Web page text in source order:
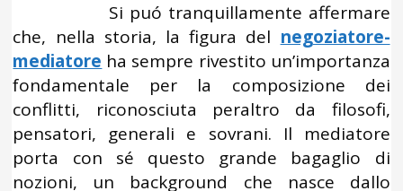
Si puó tranquillamente affermare
che, nella storia, la figura del negoziatore-
mediatore ha sempre rivestito un’importanza
fondamentale per la composizione dei
conflitti, riconosciuta peraltro da filosofi,
pensatori, generali e sovrani. Il mediatore
porta con sé questo grande bagaglio di
nozioni, un background che nasce dallo